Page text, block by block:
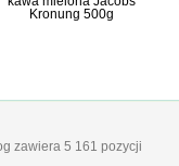
Kronung 500g
zawiera 5 161 pozycji